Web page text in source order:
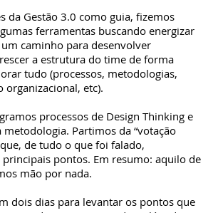
da Gestão 3.0 como guia, fizemos
ferramentas buscando energizar
caminho para desenvolver
a estrutura do time de forma
tudo (processos, metodologias,
organizacional, etc).
processos de Design Thinking e
metodologia. Partimos da “votação
de tudo o que foi falado,
pontos. Em resumo: aquilo de
mão por nada.
dois dias para levantar os pontos que